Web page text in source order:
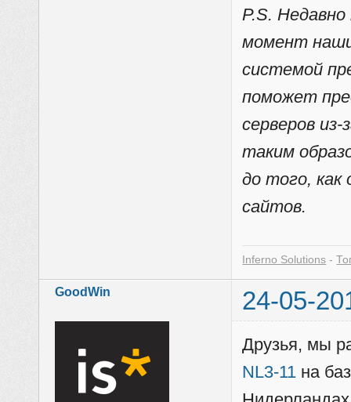
P.S.
момент
системой
поможет
серверов из-
таким
до того, как
сайтов.
Inferno Solutions -
GoodWin 24-05-
Друзья, мы
NL3-11 на